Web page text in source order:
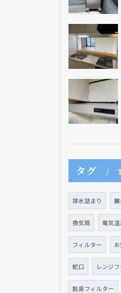
タグ
排水詰まり
換気扇 電気
フィルター
蛇口 レンジ
脱臭フィルター
現在、新聞に入ってい
現在、新聞に入ってい